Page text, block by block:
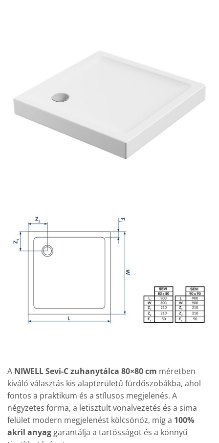
A NIWELL Sevi-C zuhanytálca 80×80 cm méretben
kiváló választás kis alapterületű fürdőszobákba, ahol
fontos a praktikum és a stílusos megjelenés. A
négyzetes forma, a letisztult vonalvezetés és a sima
felület modern megjelenést kölcsönöz, míg a 100%
akril anyag garantálja a tartósságot és a könnyű